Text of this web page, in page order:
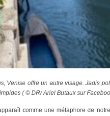
Venise offre un autre visage. Jadis
( © DR/ Ariel Butaux sur
comme une métaphore de